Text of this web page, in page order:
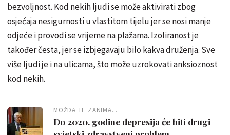
bezvoljnost. Kod nekih ljudi se može aktivirati zbog
osjećaja nesigurnosti u vlastitom tijelu jer se nosi manje
odjeće i provodi se vrijeme na plažama. Izoliranost je
također česta, jer se izbjegavaju bilo kakva druženja. Sve
više ljudi je i na ulicama, što može uzrokovati anksioznost
kod nekih.
MOŽDA TE ZANIMA...
Do 2020. godine depresija će biti drugi